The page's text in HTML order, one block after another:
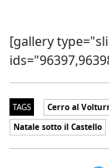
[gallery
TAGS Cerro al
Natale sotto il Castello